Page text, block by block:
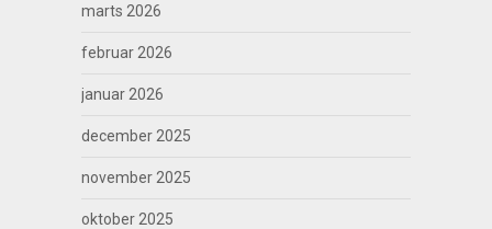
marts 2026
februar 2026
januar 2026
december 2025
november 2025
oktober 2025